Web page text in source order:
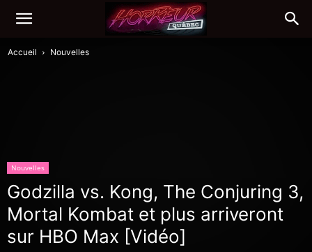
Accueil Nouvelles
Nouvelles
Godzilla vs. Kong, The Conjuring 3,
Mortal Kombat et plus arriveront
sur HBO Max [Vidéo]